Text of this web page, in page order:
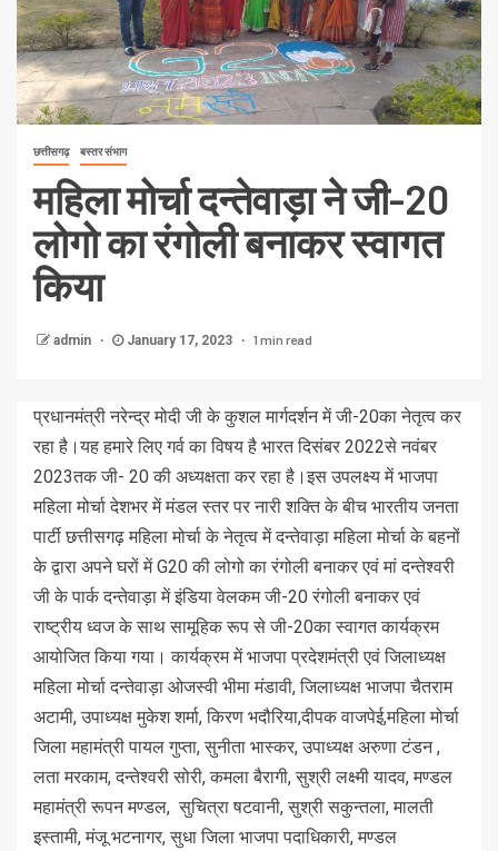
छत्तीसगढ़ बस्तर संभाग
महिला मोर्चा दन्तेवाड़ा ने जी-20
लोगो का रंगोली बनाकर स्वागत
किया
admin January 17, 2023 1 min read
प्रधानमंत्री नरेन्द्र मोदी जी के कुशल मार्गदर्शन में जी-20का नेतृत्व कर
रहा है।यह हमारे लिए गर्व का विषय है भारत दिसंबर 2022से नवंबर
2023तक जी- 20 की अध्यक्षता कर रहा है।इस उपलक्ष्य में भाजपा
महिला मोर्चा देशभर में मंडल स्तर पर नारी शक्ति के बीच भारतीय जनता
पार्टी छत्तीसगढ़ महिला मोर्चा के नेतृत्व में दन्तेवाड़ा महिला मोर्चा के बहनों
के द्वारा अपने घरों में G20 की लोगो का रंगोली बनाकर एवं मां दन्तेश्वरी
जी के पार्क दन्तेवाड़ा में इंडिया वेलकम जी-20 रंगोली बनाकर एवं
राष्ट्रीय ध्वज के साथ सामूहिक रूप से जी-20का स्वागत कार्यक्रम
आयोजित किया गया। कार्यक्रम में भाजपा प्रदेशमंत्री एवं जिलाध्यक्ष
महिला मोर्चा ‌दन्तेवाड़ा ओजस्वी भीमा मंडावी, जिलाध्यक्ष भाजपा चैतराम
अटामी, उपाध्यक्ष मुकेश शर्मा, किरण भदौरिया,दीपक वाजपेई,महिला मोर्चा
जिला महामंत्री पायल गुप्ता, सुनीता भास्कर, उपाध्यक्ष अरुणा टंडन ,
लता मरकाम, दन्तेश्वरी सोरी, कमला बैरागी, सुश्री लक्ष्मी यादव, मण्डल
महामंत्री रूपन मण्डल, सुचित्रा षटवानी, सुश्री सकुन्तला, मालती
इस्तामी, मंजू भटनागर, सुधा जिला भाजपा पदाधिकारी, मण्डल